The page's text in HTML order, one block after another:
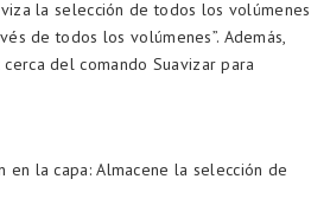
la selección de todos los volúmenes
de todos los volúmenes”. Además,
del comando Suavizar para
en la capa: Almacene la selección de